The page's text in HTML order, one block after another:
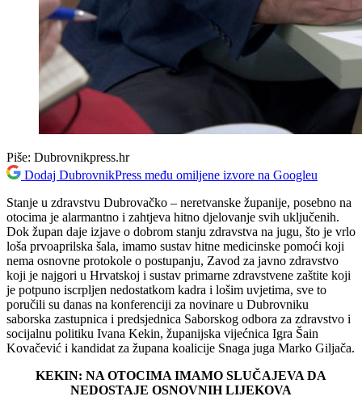
Piše: Dubrovnikpress.hr
Dodaj DubrovnikPress među omiljene izvore na Googleu
Stanje u zdravstvu Dubrovačko – neretvanske županije, posebno na
otocima je alarmantno i zahtjeva hitno djelovanje svih uključenih.
Dok župan daje izjave o dobrom stanju zdravstva na jugu, što je vrlo
loša prvoaprilska šala, imamo sustav hitne medicinske pomoći koji
nema osnovne protokole o postupanju, Zavod za javno zdravstvo
koji je najgori u Hrvatskoj i sustav primarne zdravstvene zaštite koji
je potpuno iscrpljen nedostatkom kadra i lošim uvjetima, sve to
poručili su danas na konferenciji za novinare u Dubrovniku
saborska zastupnica i predsjednica Saborskog odbora za zdravstvo i
socijalnu politiku Ivana Kekin, županijska vijećnica Igra Šain
Kovačević i kandidat za župana koalicije Snaga juga Marko Giljača.
KEKIN: NA OTOCIMA IMAMO SLUČAJEVA DA
NEDOSTAJE OSNOVNIH LIJEKOVA